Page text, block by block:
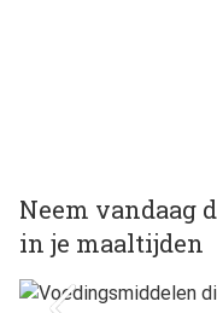
Neem vandaag
in je maaltijden